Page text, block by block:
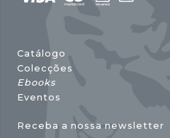
Catálogo
Colecções
Ebooks
Eventos
Receba a nossa newsletter